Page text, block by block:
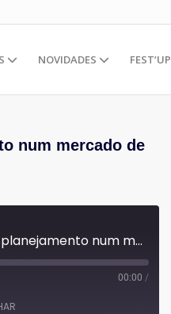
NOVIDADES FEST’UP
num mercado de
# 14 - Pesquisa de mercado e planejamento num mercado de infinitas possibilidades
00:00 /